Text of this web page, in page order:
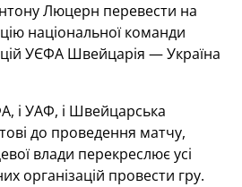
Люцерн перевести на
національної команди
УЄФА Швейцарія — Україна
і УАФ, і Швейцарська
до проведення матчу,
влади перекреслює усі
організацій провести гру.